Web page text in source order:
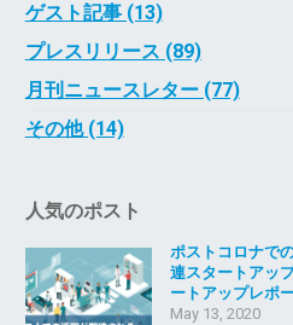
ゲスト記事 (13)
プレスリリース (89)
月刊ニュースレター (77)
その他 (14)
人気のポスト
ポストコロナで
連スタートアッ
ートアップレポ
May 13, 2020